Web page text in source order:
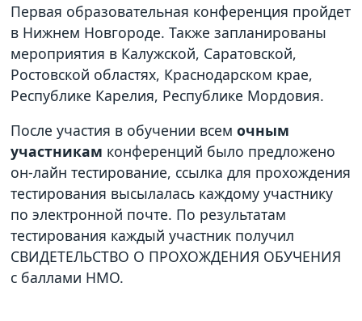
Первая образовательная конференция пройдет
в Нижнем Новгороде. Также запланированы
мероприятия в Калужской, Саратовской,
Ростовской областях, Краснодарском крае,
Республике Карелия, Республике Мордовия.
После участия в обучении всемочным
участникам конференций было предложено
он-лайн тестирование, ссылка для прохождения
тестирования высылалась каждому участнику
по электронной почте. По результатам
тестирования каждый участник получил
СВИДЕТЕЛЬСТВО О ПРОХОЖДЕНИЯ ОБУЧЕНИЯ
с баллами НМО.